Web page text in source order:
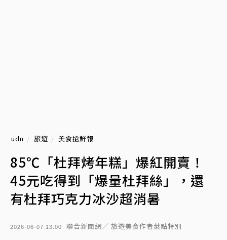
udn 旅遊 美食搶鮮報
85℃「杜拜烤年糕」爆紅開賣！
45元吃得到「爆量杜拜絲」，還
有杜拜巧克力冰沙超消暑
2026-06-07 13:00 聯合新聞網／ 旅遊美食作者萊點特別